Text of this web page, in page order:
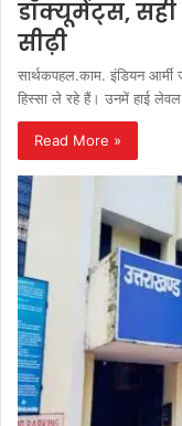
डॉक्यूमेंट्स, सही
सीढ़ी
सार्थकपहल.काम. इंडियन
हिस्सा ले रहे हैं। उनमें हाई
Read More »